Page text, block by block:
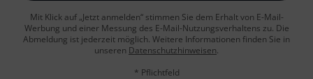
Mit Klick auf „Jetzt anmelden“ stimmen Sie dem Erhalt von E-Mail-
Werbung und einer Messung des E-Mail-Nutzungsverhaltens zu. Die
Abmeldung ist jederzeit möglich. Weitere Informationen finden Sie in
unseren Datenschutzhinweisen.
* Pflichtfeld